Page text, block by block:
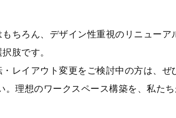
ちろん、デザイン性重視のリニューア
肢です。
レイアウト変更をご検討中の方は、ぜ
。理想のワークスペース構築を、私た